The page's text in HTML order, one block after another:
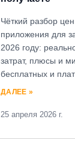
Чёткий разбор
приложения для
2026 году:
затрат, плюсы и
бесплатных и
ДАЛЕЕ »
25 апреля 2026 г.